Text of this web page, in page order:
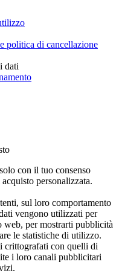
politica di cancellazione
dati
con il tuo consenso
personalizzata.
sul loro comportamento
vengono utilizzati per
web, per mostrarti pubblicità
le statistiche di utilizzo.
crittografati con quelli di
i loro canali pubblicitari